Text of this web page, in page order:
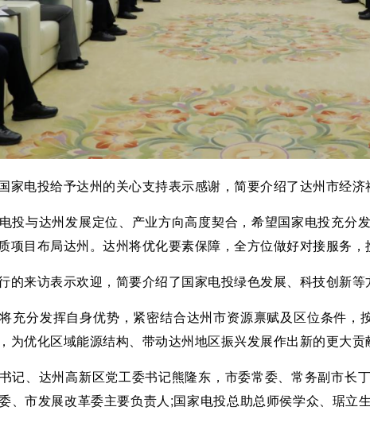
家电投给予达州的关心支持表示感谢，简要介绍了达州市经济
投与达州发展定位、产业方向高度契合，希望国家电投充分
项目布局达州。达州将优化要素保障，全方位做好对接服务，
的来访表示欢迎，简要介绍了国家电投绿色发展、科技创新等
充分发挥自身优势，紧密结合达州市资源禀赋及区位条件，
为优化区域能源结构、带动达州地区振兴发展作出新的更大贡
记、达州高新区党工委书记熊隆东，市委常委、常务副市长
、市发展改革委主要负责人;国家电投总助总师侯学众、琚立